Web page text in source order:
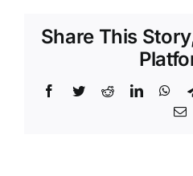
Share This
Facebook
TwitterRedditLinkedIn